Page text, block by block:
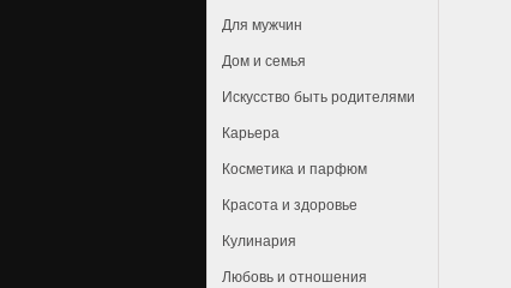
Для мужчин
Дом и семья
Искусство быть родителями
Карьера
Косметика и парфюм
Красота и здоровье
Кулинария
Любовь и отношения